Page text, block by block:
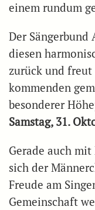
einem rundum
Der
diesen
zurück und
kommenden
besonderer
Samstag, 31.
Gerade auch
sich der
Freude am
Gemeinschaft